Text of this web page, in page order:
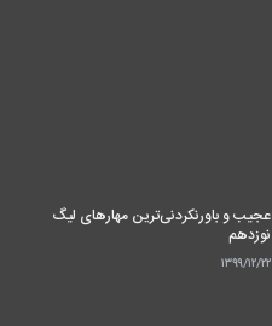
عجیب و باورنکردنی‌ترین مهارهای لیگ
نوزدهم
۱۳۹۹/۱۲/۲۲